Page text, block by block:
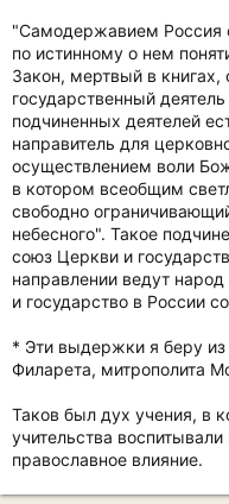
"Самодержавием Россия
по истинному о нем
Закон, мертвый в
государственный
подчиненных деятелей
направитель для
осуществлением воли
в котором всеобщим
свободно
небесного". Такое
союз Церкви и
направлении ведут
и государство в России
* Эти выдержки я беру из
Филарета, митрополита
Таков был дух учения, в
учительства
православное влияние.